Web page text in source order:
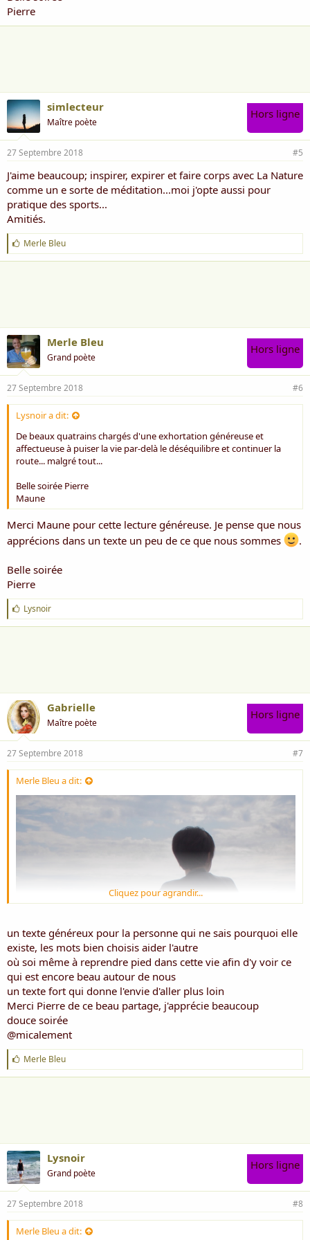
Pierre
simlecteur
Maître poète
Hors ligne
27 Septembre 2018 #5
J'aime beaucoup; inspirer, expirer et faire corps avec La Nature
comme un e sorte de méditation...moi j'opte aussi pour
pratique des sports...
Amitiés.
J
'
a
Merle Bleu
Merle Bleu
Grand poète
Hors ligne
27 Septembre 2018 #6
Lysnoir a dit:
De beaux quatrains chargés d'une exhortation généreuse et
affectueuse à puiser la vie par-delà le déséquilibre et continuer la
route... malgré tout...
Belle soirée Pierre
Maune
Merci Maune pour cette lecture généreuse. Je pense que nous
apprécions dans un texte un peu de ce que nous sommes
.
Belle soirée
Pierre
J
'
a
Lysnoir
Gabrielle
Maître poète
Hors ligne
27 Septembre 2018 #7
Merle Bleu a dit:
Que de laisser l'instant passer
Cliquez pour agrandir...
un texte généreux pour la personne qui ne sais pourquoi elle
existe, les mots bien choisis aider l'autre
où soi même à reprendre pied dans cette vie afin d'y voir ce
qui est encore beau autour de nous
un texte fort qui donne l'envie d'aller plus loin
Merci Pierre de ce beau partage, j'apprécie beaucoup
douce soirée
@micalement
J
'
a
Merle Bleu
Lysnoir
Grand poète
Hors ligne
27 Septembre 2018 #8
Merle Bleu a dit: